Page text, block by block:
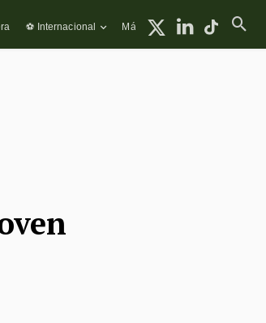
⚽ Internacional Más